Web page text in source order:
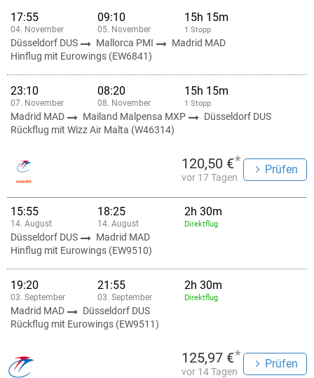
17:55
04. November
09:10
05. November
15h 15m
1 Stopp
Düsseldorf DUS Mallorca PMI
Madrid MAD
Hinflug mit Eurowings (EW6841)
23:10
07. November
08:20
08. November
15h 15m
1 Stopp
Madrid MAD Mailand Malpensa MXP
Düsseldorf DUS
Rückflug mit Wizz Air Malta (W46314)
120,50 €*
vor 17 Tagen
Prüfen
15:55
14. August
18:25
14. August
2h 30m
Direktflug
Düsseldorf DUS
Madrid MAD
Hinflug mit Eurowings (EW9510)
19:20
03. September
21:55
03. September
2h 30m
Direktflug
Madrid MAD
Düsseldorf DUS
Rückflug mit Eurowings (EW9511)
125,97 €*
vor 14 Tagen
Prüfen